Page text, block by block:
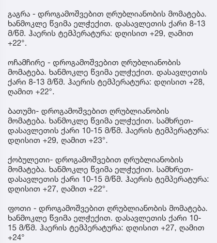
გაგრა - დროგამოშვებით ღრუბლიანობის მომატება.
ხანმოკლე წვიმა ელჭექით. დასავლეთის ქარი 8-13
მ/წმ. ჰაერის ტემპერატურა: დღისით +29, ღამით
+22°.
ოჩამჩირე - დროგამოშვებით ღრუბლიანობის
მომატება. ხანმოკლე წვიმა ელჭექით. დასავლეთის
ქარი 8-13 მ/წმ. ჰაერის ტემპერატურა: დღისით +28,
ღამით +22°.
ბათუმი- დროგამოშვებით ღრუბლიანობის
მომატება. ხანმოკლე წვიმა ელჭექით. სამხრეთ-
დასავლეთის ქარი 10-15 მ/წმ. ჰაერის ტემპერატურა:
დღისით +29, ღამით +23°.
ქობულეთი- დროგამოშვებით ღრუბლიანობის
მომატება. ხანმოკლე წვიმა ელჭექით. სამხრეთ-
დასავლეთის ქარი 10-15 მ/წმ. ჰაერის ტემპერატურა:
დღისით +27, ღამით +22°.
ფოთი - დროგამოშვებით ღრუბლიანობის მომატება.
ხანმოკლე წვიმა ელჭექით. დასავლეთის ქარი 10-
15 მ/წმ. ჰაერის ტემპერატურა: დღისით +27, ღამით
+24°